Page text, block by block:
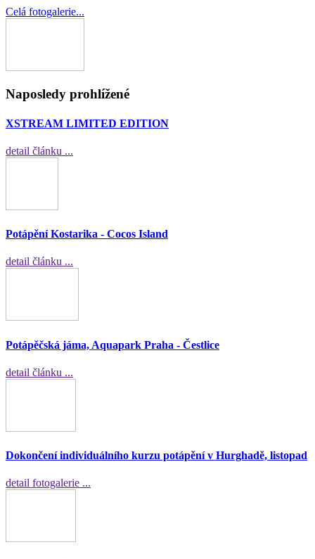
Celá fotogalerie...
Naposledy prohlížené
XSTREAM LIMITED EDITION
detail článku ...
Potápění Kostarika - Cocos Island
detail článku ...
Potápěčská jáma, Aquapark Praha - Čestlice
detail článku ...
Dokončení individuálního kurzu potápění v Hurghadě, listopad
detail fotogalerie ...